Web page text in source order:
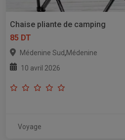
Chaise pliante de camping
85 DT
Médenine Sud,Médenine
10 avril 2026
Voyage